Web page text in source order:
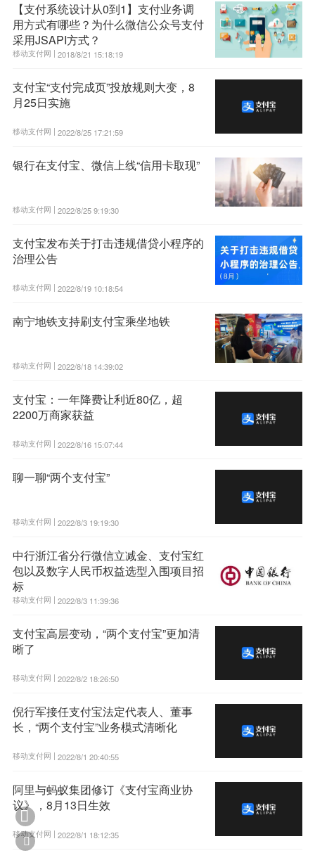
【支付系统设计从0到1】支付业务调
用方式有哪些？为什么微信公众号支付
采用JSAPI方式？
移动支付网 | 2018/8/21 15:18:19
支付宝“支付完成页”投放规则大变，8
月25日实施
移动支付网 | 2022/8/25 17:21:59
银行在支付宝、微信上线“信用卡取现”
移动支付网 | 2022/8/25 9:19:30
支付宝发布关于打击违规借贷小程序的
治理公告
移动支付网 | 2022/8/19 10:18:54
南宁地铁支持刷支付宝乘坐地铁
移动支付网 | 2022/8/18 14:39:02
支付宝：一年降费让利近80亿，超
2200万商家获益
移动支付网 | 2022/8/16 15:07:44
聊一聊“两个支付宝”
移动支付网 | 2022/8/3 19:19:30
中行浙江省分行微信立减金、支付宝红
包以及数字人民币权益选型入围项目招
标
移动支付网 | 2022/8/3 11:39:36
支付宝高层变动，“两个支付宝”更加清
晰了
移动支付网 | 2022/8/2 18:26:50
倪行军接任支付宝法定代表人、董事
长，“两个支付宝”业务模式清晰化
移动支付网 | 2022/8/1 20:40:55
阿里与蚂蚁集团修订《支付宝商业协
议》，8月13日生效
移动支付网 | 2022/8/1 18:12:35

